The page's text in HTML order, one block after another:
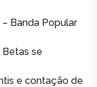
Banda Popular
se
e contação de